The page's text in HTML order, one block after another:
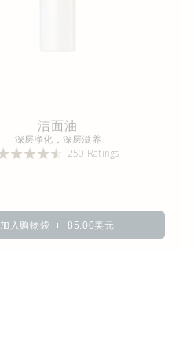
洁面油
深层净化，深层滋养
250 Ratings
加入购物袋 85.00美元